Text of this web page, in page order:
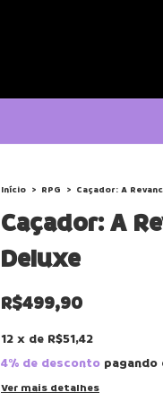
Início > RPG > Caçador: A
Caçador: A
Deluxe
R$499,90
12 x de R$51,42
4% de desconto pagando
Ver mais detalhes